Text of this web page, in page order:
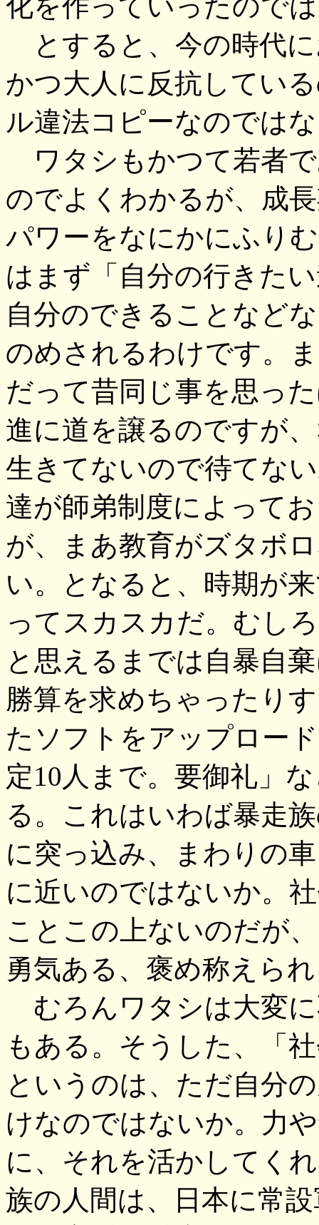
とすると、今の時代
かつ大人に反抗してい
ル違法コピーなのでは
ワタシもかつて若者
のでよくわかるが、成
パワーをなにかにふり
はまず「自分の行きた
自分のできることなど
のめされるわけです。
だって昔同じ事を思っ
進に道を譲るのですが
生きてないので待てな
達が師弟制度によって
が、まあ教育がズタボ
い。となると、時期が
ってスカスカだ。むし
と思えるまでは自暴自
勝算を求めちゃったり
たソフトをアップロー
定10人まで。要御礼」
る。これはいわば暴走
に突っ込み、まわりの
に近いのではないか。
ことこの上ないのだが
勇気ある、褒め称えら
むろんワタシは大変
もある。そうした、「
というのは、ただ自分
けなのではないか。力
に、それを活かしてく
族の人間は、日本に常